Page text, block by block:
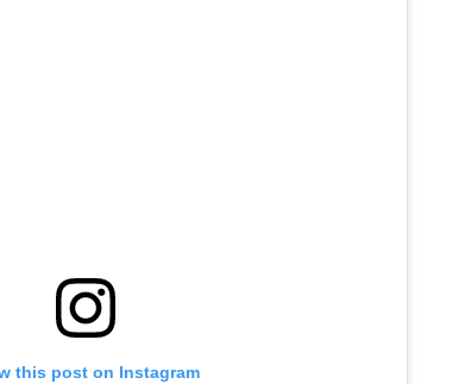
this post on Instagram